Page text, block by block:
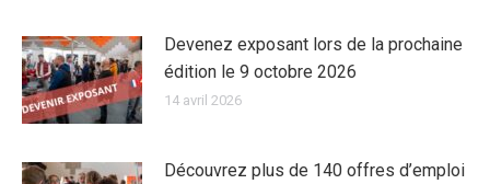
Devenez exposant lors de la prochaine
édition le 9 octobre 2026
14 avril 2026
Découvrez plus de 140 offres d’emploi